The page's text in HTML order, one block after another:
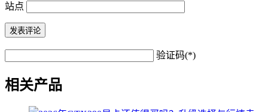
站点
验证码(*)
相关产品